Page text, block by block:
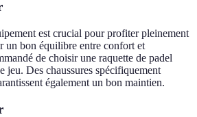
est crucial pour profiter pleinement
un bon équilibre entre confort et
de choisir une raquette de padel
jeu. Des chaussures spécifiquement
également un bon maintien.